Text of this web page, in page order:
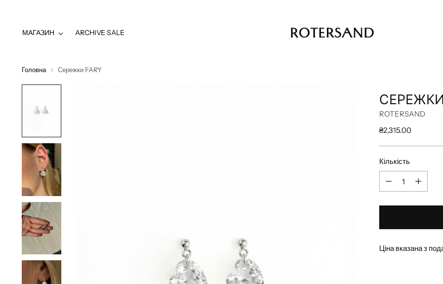
МАГАЗИН ARCHIVE SALE
Головна Сережки FARY
СЕРЕЖКИ
ROTERSAND
Звичайна
₴2,315.00
Кількість
Ціна вказана з